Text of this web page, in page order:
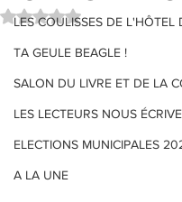
LES COULISSES DE L'HÔTEL
TA GEULE BEAGLE !
SALON DU LIVRE ET DE LA
LES LECTEURS NOUS
ELECTIONS MUNICIPALES
A LA UNE
Noté NaN étoiles sur 5.